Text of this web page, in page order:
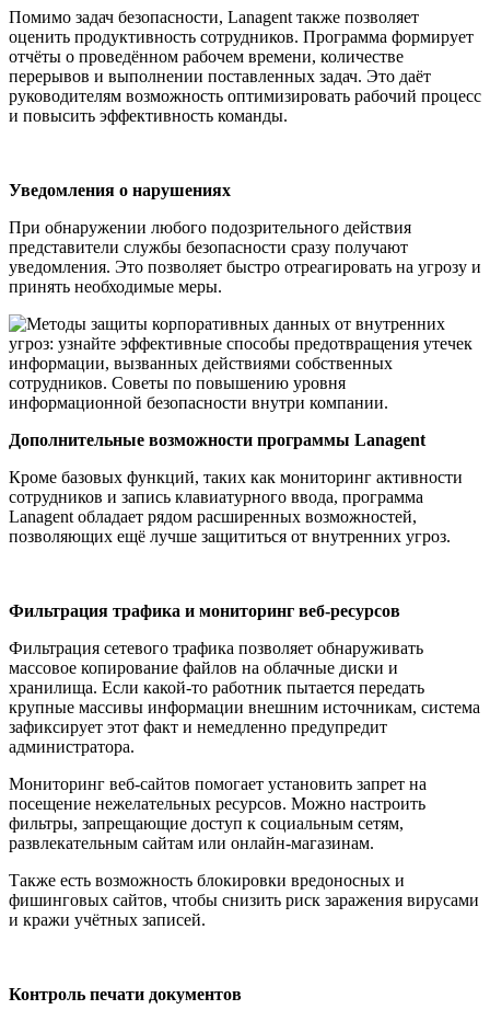
Помимо задач безопасности, Lanagent также позволяет
оценить продуктивность сотрудников. Программа формирует
отчёты о проведённом рабочем времени, количестве
перерывов и выполнении поставленных задач. Это даёт
руководителям возможность оптимизировать рабочий процесс
и повысить эффективность команды.
Уведомления о нарушениях
При обнаружении любого подозрительного действия
представители службы безопасности сразу получают
уведомления. Это позволяет быстро отреагировать на угрозу и
принять необходимые меры.
Дополнительные возможности программы Lanagent
Кроме базовых функций, таких как мониторинг активности
сотрудников и запись клавиатурного ввода, программа
Lanagent обладает рядом расширенных возможностей,
позволяющих ещё лучше защититься от внутренних угроз.
Фильтрация трафика и мониторинг веб-ресурсов
Фильтрация сетевого трафика позволяет обнаруживать
массовое копирование файлов на облачные диски и
хранилища. Если какой-то работник пытается передать
крупные массивы информации внешним источникам, система
зафиксирует этот факт и немедленно предупредит
администратора.
Мониторинг веб-сайтов помогает установить запрет на
посещение нежелательных ресурсов. Можно настроить
фильтры, запрещающие доступ к социальным сетям,
развлекательным сайтам или онлайн-магазинам.
Также есть возможность блокировки вредоносных и
фишинговых сайтов, чтобы снизить риск заражения вирусами
и кражи учётных записей.
Контроль печати документов